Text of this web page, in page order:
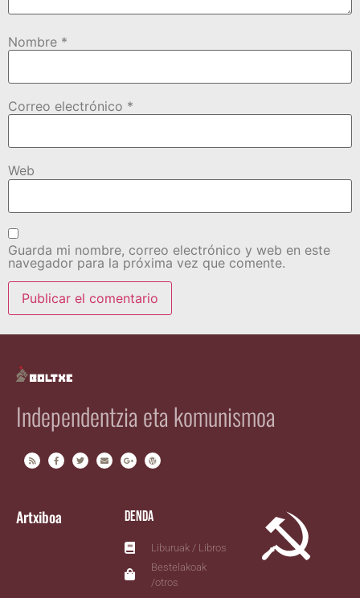
Nombre *
Correo electrónico *
Web
Guarda mi nombre, correo electrónico y web en este
navegador para la próxima vez que comente.
Independentzia eta komunismoa
Artxiboa Denda
Liburuak / Libros
Bestelakoak
/otros